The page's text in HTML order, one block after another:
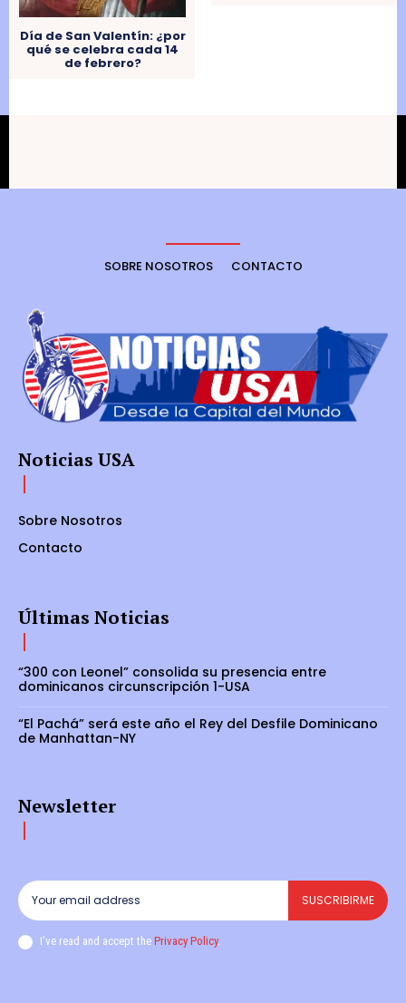
Día de San Valentín: ¿por
qué se celebra cada 14
de febrero?
SOBRE NOSOTROS CONTACTO
Noticias USA
Sobre Nosotros
Contacto
Últimas Noticias
“300 con Leonel” consolida su presencia entre
dominicanos circunscripción 1-USA
“El Pachá” será este año el Rey del Desfile Dominicano
de Manhattan-NY
Newsletter
SUSCRIBIRME
I've read and accept the Privacy Policy.